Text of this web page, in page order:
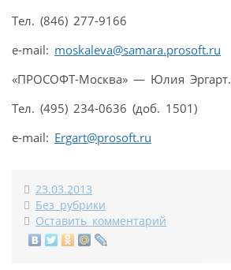
Тел. (846) 277-9166
e-mail: moskaleva@samara.prosoft.ru
«ПРОСОФТ-Москва» — Юлия Эргарт.
Тел. (495) 234-0636 (доб. 1501)
e-mail: Ergart@prosoft.ru
23.03.2013
Без рубрики
Оставить комментарий